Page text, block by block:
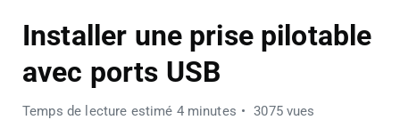
Installer une prise pilotable
avec ports USB
Temps de lecture estimé 4 minutes 3075 vues